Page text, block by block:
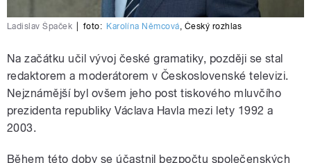
Ladislav Špaček foto: Karolína Němcová, Český rozhlas
Na začátku učil vývoj české gramatiky, později se stal
redaktorem a moderátorem v Československé televizi.
Nejznámější byl ovšem jeho post tiskového mluvčího
prezidenta republiky Václava Havla mezi lety 1992 a
2003.
Během této doby se účastnil bezpočtu společenských